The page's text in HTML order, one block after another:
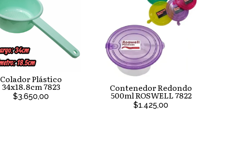
Colador Plástico
34x18.8cm 7823
$3.650,00
Contenedor Redondo
500ml ROSWELL 7822
$1.425,00